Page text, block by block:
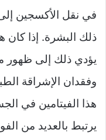
في نقل الأكسجين
يؤدي ذلك إلى ظهور
وفقدان الإشراقة
هذا الفيتامين في
يرتبط بالعديد من